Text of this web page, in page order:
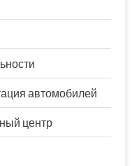
автомобилей
центр